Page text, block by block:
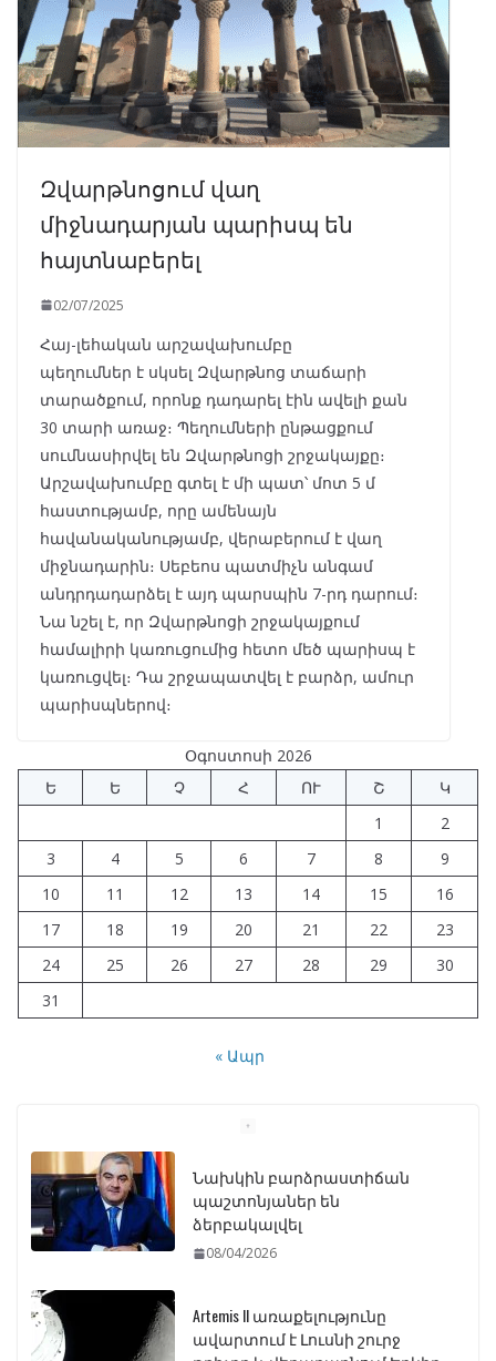
Զվարթնոցում վաղ
միջնադարյան պարիսպ են
հայտնաբերել
02/07/2025
Հայ-լեհական արշավախումբը
պեղումներ է սկսել Զվարթնոց տաճարի
տարածքում, որոնք դադարել էին ավելի քան
30 տարի առաջ։ Պեղումների ընթացքում
սումնասիրվել են Զվարթնոցի շրջակայքը։
Արշավախումբը գտել է մի պատ՝ մոտ 5 մ
հաստությամբ, որը ամենայն
հավանականությամբ, վերաբերում է վաղ
միջնադարին։ Սեբեոս պատմիչն անգամ
անդրդադարձել է այդ պարսպին 7-րդ դարում։
Նա նշել է, որ Զվարթնոցի շրջակայքում
համալիրի կառուցումից հետո մեծ պարիսպ է
կառուցվել։ Դա շրջապատվել է բարձր, ամուր
պարիսպներով։
Օգոստոսի 2026
Ե
Ե Չ Հ ՈՒ Շ
Կ
1
2
3
4 5 6 7 8
9
10
11 12 13 14 15
16
17
18 19 20 21 22
23
24
25 26 27 28 29
30
31
« Ապր
Նախկին բարձրաստիճան
պաշտոնյաներ են
ձերբակալվել
08/04/2026
Artemis II առաքելությունը
ավարտում է Լուսնի շուրջ